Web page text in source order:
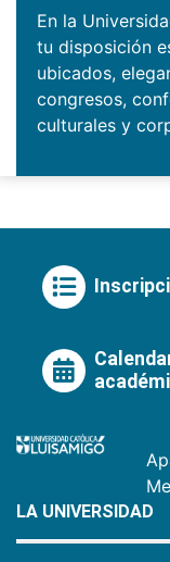
En la
tu disposición
ubicados,
congresos,
culturales y
LA UNIVERSIDAD